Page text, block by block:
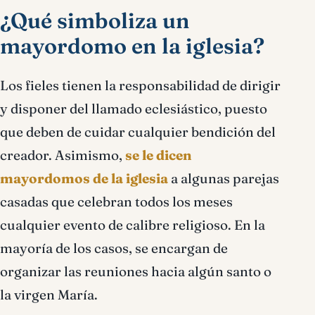
¿Qué simboliza un
mayordomo en la iglesia?
Los fieles tienen la responsabilidad de dirigir
y disponer del llamado eclesiástico, puesto
que deben de cuidar cualquier bendición del
creador. Asimismo, se le dicen
mayordomos de la iglesia a algunas parejas
casadas que celebran todos los meses
cualquier evento de calibre religioso. En la
mayoría de los casos, se encargan de
organizar las reuniones hacia algún santo o
la virgen María.